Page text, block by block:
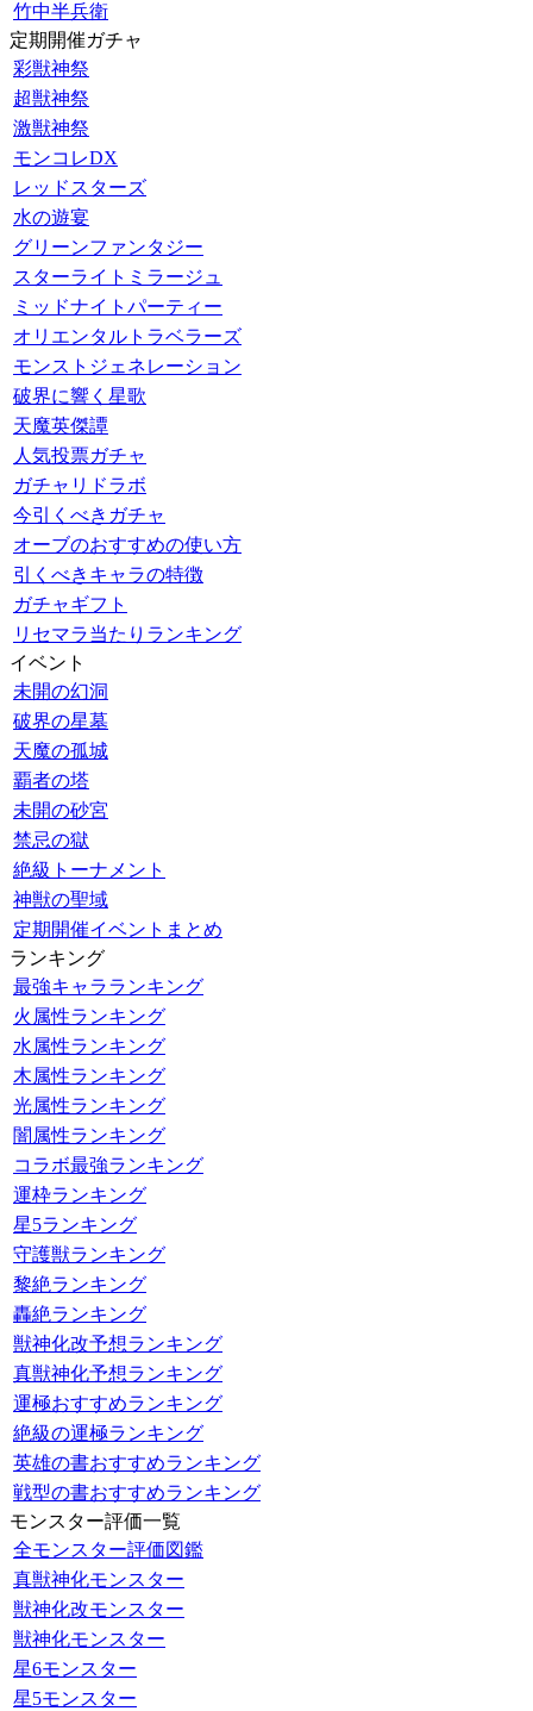
竹中半兵衛
定期開催ガチャ
彩獣神祭
超獣神祭
激獣神祭
モンコレDX
レッドスターズ
水の遊宴
グリーンファンタジー
スターライトミラージュ
ミッドナイトパーティー
オリエンタルトラベラーズ
モンストジェネレーション
破界に響く星歌
天魔英傑譚
人気投票ガチャ
ガチャリドラボ
今引くべきガチャ
オーブのおすすめの使い方
引くべきキャラの特徴
ガチャギフト
リセマラ当たりランキング
イベント
未開の幻洞
破界の星墓
天魔の孤城
覇者の塔
未開の砂宮
禁忌の獄
絶級トーナメント
神獣の聖域
定期開催イベントまとめ
ランキング
最強キャラランキング
火属性ランキング
水属性ランキング
木属性ランキング
光属性ランキング
闇属性ランキング
コラボ最強ランキング
運枠ランキング
星5ランキング
守護獣ランキング
黎絶ランキング
轟絶ランキング
獣神化改予想ランキング
真獣神化予想ランキング
運極おすすめランキング
絶級の運極ランキング
英雄の書おすすめランキング
戦型の書おすすめランキング
モンスター評価一覧
全モンスター評価図鑑
真獣神化モンスター
獣神化改モンスター
獣神化モンスター
星6モンスター
星5モンスター